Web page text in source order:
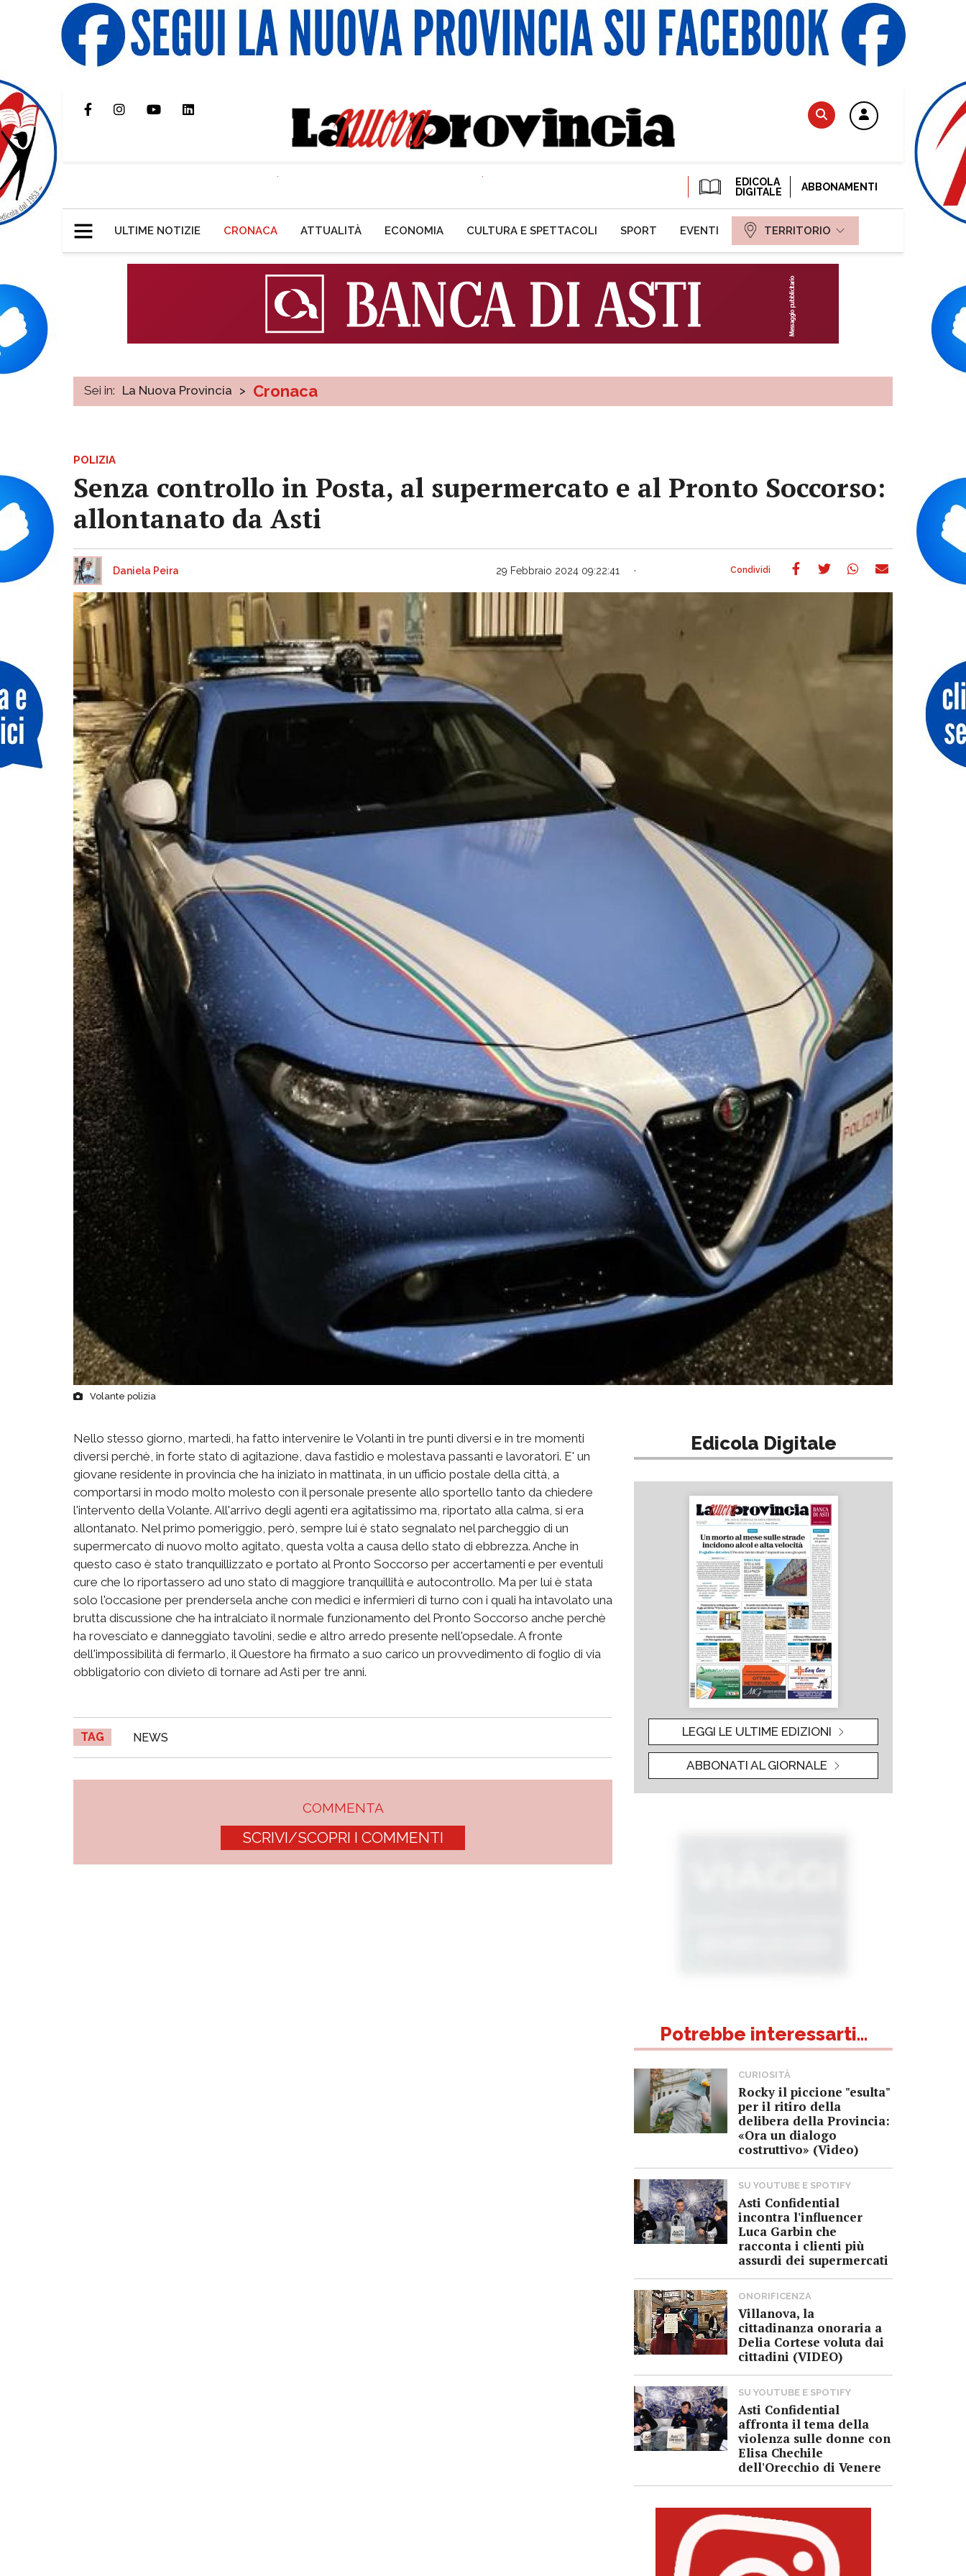
EDICOLA
DIGITALE
ABBONAMENTI
ULTIME NOTIZIE CRONACA ATTUALITÀ ECONOMIA CULTURA E SPETTACOLI SPORT EVENTI TERRITORIO
Sei in: La Nuova Provincia > Cronaca
POLIZIA
Senza controllo in Posta, al supermercato e al Pronto Soccorso:
allontanato da Asti
Daniela Peira 29 Febbraio 2024 09:22:41
Volante polizia
Nello stesso giorno, martedì, ha fatto intervenire le Volanti in tre punti diversi e in tre momenti
diversi perchè, in forte stato di agitazione, dava fastidio e molestava passanti e lavoratori. E' un
giovane residente in provincia che ha iniziato in mattinata, in un ufficio postale della città, a
comportarsi in modo molto molesto con il personale presente allo sportello tanto da chiedere
l'intervento della Volante. All'arrivo degli agenti era agitatissimo ma, riportato alla calma, si era
allontanato. Nel primo pomeriggio, però, sempre lui è stato segnalato nel parcheggio di un
supermercato di nuovo molto agitato, questa volta a causa dello stato di ebbrezza. Anche in
questo caso è stato tranquillizzato e portato al Pronto Soccorso per accertamenti e per eventuli
cure che lo riportassero ad uno stato di maggiore tranquillità e autocontrollo. Ma per lui è stata
solo l'occasione per prendersela anche con medici e infermieri di turno con i quali ha intavolato una
brutta discussione che ha intralciato il normale funzionamento del Pronto Soccorso anche perchè
ha rovesciato e danneggiato tavolini, sedie e altro arredo presente nell'opsedale. A fronte
dell'impossibilità di fermarlo, il Questore ha firmato a suo carico un provvedimento di foglio di via
obbligatorio con divieto di tornare ad Asti per tre anni.
TAG NEWS
COMMENTA
SCRIVI/SCOPRI I COMMENTI
Edicola Digitale
LEGGI LE ULTIME EDIZIONI
ABBONATI AL GIORNALE
Potrebbe interessarti...
CURIOSITÀ
Rocky il piccione "esulta"
per il ritiro della
delibera della Provincia:
«Ora un dialogo
costruttivo» (Video)
SU YOUTUBE E SPOTIFY
Asti Confidential
incontra l'influencer
Luca Garbin che
racconta i clienti più
assurdi dei supermercati
ONORIFICENZA
Villanova, la
cittadinanza onoraria a
Delia Cortese voluta dai
cittadini (VIDEO)
SU YOUTUBE E SPOTIFY
Asti Confidential
affronta il tema della
violenza sulle donne con
Elisa Chechile
dell'Orecchio di Venere